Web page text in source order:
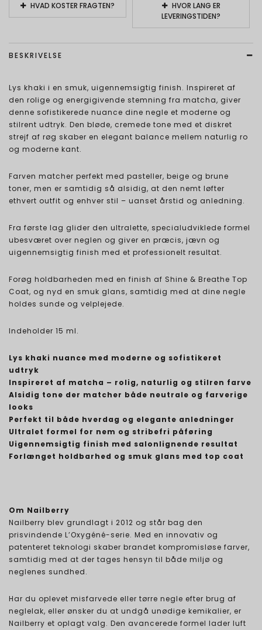
HVAD KOSTER FRAGTEN?
HVOR LANG ER
LEVERINGSTIDEN?
BESKRIVELSE
Lys khaki i en smuk, uigennemsigtig finish. Inspireret af
den rolige og energigivende stemning fra matcha, giver
denne sofistikerede nuance dine negle et moderne og
stilrent udtryk. Den bløde, cremede tone med et diskret
strejf af røg skaber en elegant balance mellem naturlig ro
og moderne kant.
Farven matcher perfekt med pasteller, beige og brune
toner, men er samtidig så alsidig, at den nemt løfter
ethvert outfit og enhver stil – uanset årstid og anledning.
Fra første lag glider den ultralette, specialudviklede formel
ubesværet over neglen og giver en præcis, jævn og
uigennemsigtig finish med et professionelt resultat.
Forøg holdbarheden med en finish af Shine & Breathe Top
Coat, og nyd en smuk glans, samtidig med at dine negle
holdes sunde og velplejede.
Indeholder 15 ml.
Lys khaki nuance med moderne og sofistikeret
udtryk
Inspireret af matcha – rolig, naturlig og stilren farve
Alsidig tone der matcher både neutrale og farverige
looks
Perfekt til både hverdag og elegante anledninger
Ultralet formel for nem og stribefri påføring
Uigennemsigtig finish med salonlignende resultat
Forlænget holdbarhed og smuk glans med top coat
Om Nailberry
Nailberry blev grundlagt i 2012 og står bag den
prisvindende L’Oxygéné-serie. Med en innovativ og
patenteret teknologi skaber brandet kompromisløse farver,
samtidig med at der tages hensyn til både miljø og
neglenes sundhed.
Har du oplevet misfarvede eller tørre negle efter brug af
neglelak, eller ønsker du at undgå unødige kemikalier, er
Nailberry et oplagt valg. Den avancerede formel lader luft